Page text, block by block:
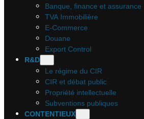
Banque, finance et assurance
TVA Immobilière
E-Commerce
Douane
Export Control
R&D
Le régime du CIR
CIR et débat public
Propriété intellectuelle
Subventions publiques
CONTENTIEUX